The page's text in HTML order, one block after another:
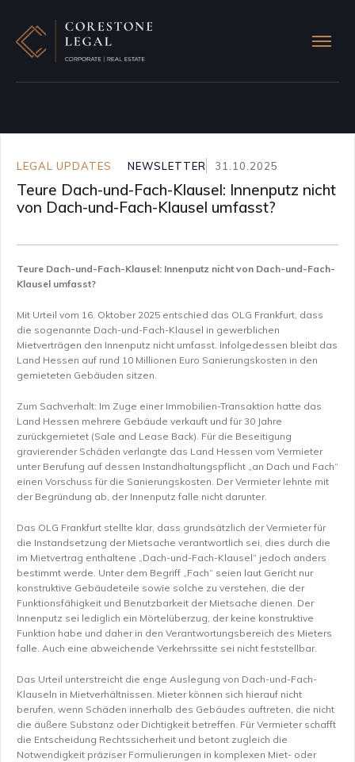
LEGAL UPDATES NEWSLETTER 31.10.2025
Teure Dach-und-Fach-Klausel: Innenputz nicht
von Dach-und-Fach-Klausel umfasst?
Teure Dach-und-Fach-Klausel: Innenputz nicht von Dach-und-Fach-
Klausel umfasst?
Mit Urteil vom 16. Oktober 2025 entschied das OLG Frankfurt, dass
die sogenannte Dach-und-Fach-Klausel in gewerblichen
Mietverträgen den Innenputz nicht umfasst. Infolgedessen bleibt das
Land Hessen auf rund 10 Millionen Euro Sanierungskosten in den
gemieteten Gebäuden sitzen.
Zum Sachverhalt: Im Zuge einer Immobilien-Transaktion hatte das
Land Hessen mehrere Gebäude verkauft und für 30 Jahre
zurückgemietet (Sale and Lease Back). Für die Beseitigung
gravierender Schäden verlangte das Land Hessen vom Vermieter
unter Berufung auf dessen Instandhaltungspflicht „an Dach und Fach“
einen Vorschuss für die Sanierungskosten. Der Vermieter lehnte mit
der Begründung ab, der Innenputz falle nicht darunter.
Das OLG Frankfurt stellte klar, dass grundsätzlich der Vermieter für
die Instandsetzung der Mietsache verantwortlich sei, dies durch die
im Mietvertrag enthaltene „Dach-und-Fach-Klausel“ jedoch anders
bestimmt werde. Unter dem Begriff „Fach“ seien laut Gericht nur
konstruktive Gebäudeteile sowie solche zu verstehen, die der
Funktionsfähigkeit und Benutzbarkeit der Mietsache dienen. Der
Innenputz sei lediglich ein Mörtelüberzug, der keine konstruktive
Funktion habe und daher in den Verantwortungsbereich des Mieters
falle. Auch eine abweichende Verkehrssitte sei nicht feststellbar.
Das Urteil unterstreicht die enge Auslegung von Dach-und-Fach-
Klauseln in Mietverhältnissen. Mieter können sich hierauf nicht
berufen, wenn Schäden innerhalb des Gebäudes auftreten, die nicht
die äußere Substanz oder Dichtigkeit betreffen. Für Vermieter schafft
die Entscheidung Rechtssicherheit und betont zugleich die
Notwendigkeit präziser Formulierungen in komplexen Miet- oder